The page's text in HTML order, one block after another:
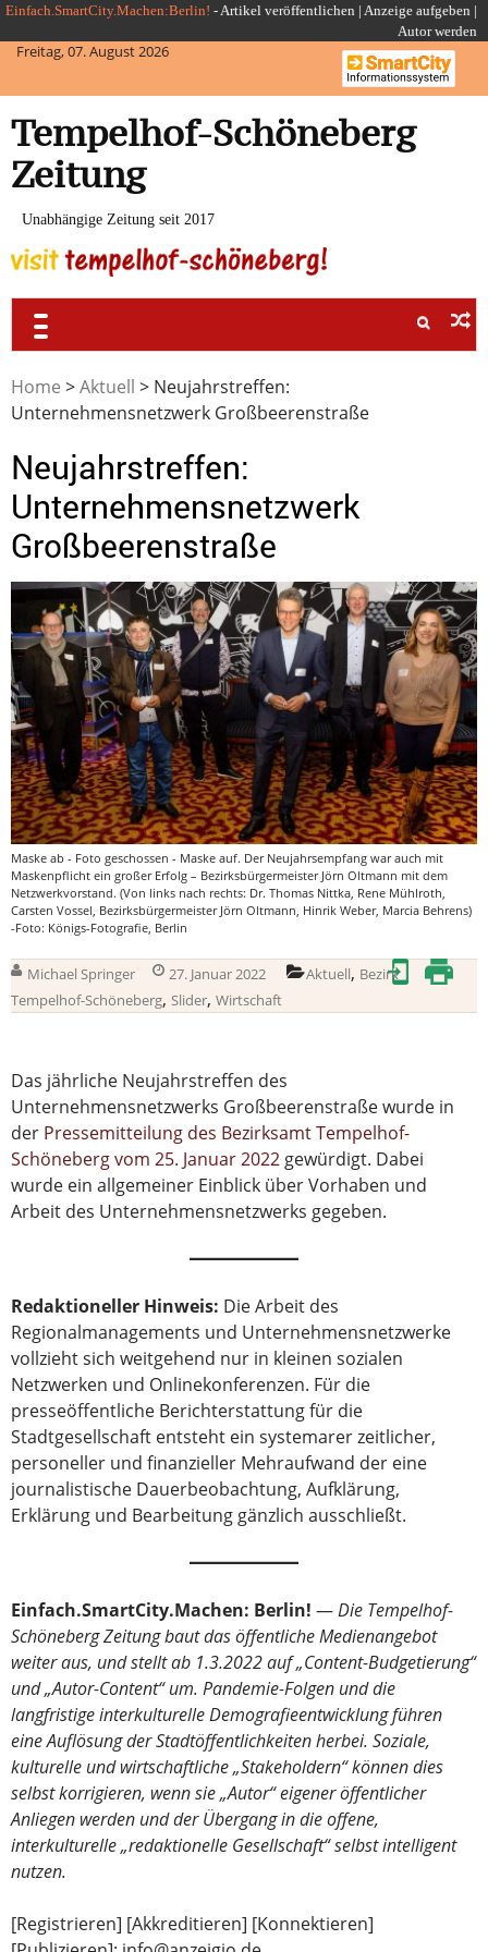
Skip
to
content
Einfach.SmartCity.Machen:Berlin! -Artikel veröffentlichen | Anzeige aufgeben |
Autor werden
Freitag, 07. August 2026
Tempelhof-Schöneberg
Zeitung
Unabhängige Zeitung seit 2017
Home >Aktuell > Neujahrstreffen:
Unternehmensnetzwerk Großbeerenstraße
Neujahrstreffen:
Unternehmensnetzwerk
Großbeerenstraße
Maske ab - Foto geschossen - Maske auf. Der Neujahrsempfang war auch mit
Maskenpflicht ein großer Erfolg – Bezirksbürgermeister Jörn Oltmann mit dem
Netzwerkvorstand. (Von links nach rechts: Dr. Thomas Nittka, Rene Mühlroth,
Carsten Vossel, Bezirksbürgermeister Jörn Oltmann, Hinrik Weber, Marcia Behrens)
-Foto: Königs-Fotografie, Berlin
Michael Springer 27. Januar 2022 Aktuell, Bezirk
Tempelhof-Schöneberg, Slider, Wirtschaft
Das jährliche Neujahrstreffen des
Unternehmensnetzwerks Großbeerenstraße wurde in
der Pressemitteilung des Bezirksamt Tempelhof-
Schöneberg vom 25. Januar 2022 gewürdigt. Dabei
wurde ein allgemeiner Einblick über Vorhaben und
Arbeit des Unternehmensnetzwerks gegeben.
Redaktioneller Hinweis: Die Arbeit des
Regionalmanagements und Unternehmensnetzwerke
vollzieht sich weitgehend nur in kleinen sozialen
Netzwerken und Onlinekonferenzen. Für die
presseöffentliche Berichterstattung für die
Stadtgesellschaft entsteht ein systemarer zeitlicher,
personeller und finanzieller Mehraufwand der eine
journalistische Dauerbeobachtung, Aufklärung,
Erklärung und Bearbeitung gänzlich ausschließt.
Einfach.SmartCity.Machen: Berlin! —Die Tempelhof-
Schöneberg Zeitung baut das öffentliche Medienangebot
weiter aus, und stellt ab 1.3.2022 auf „Content-Budgetierung“
und „Autor-Content“ um. Pandemie-Folgen und die
langfristige interkulturelle Demografieentwicklung führen
eine Auflösung der Stadtöffentlichkeiten herbei. Soziale,
kulturelle und wirtschaftliche „Stakeholdern“ können dies
selbst korrigieren, wenn sie „Autor“ eigener öffentlicher
Anliegen werden und der Übergang in die offene,
interkulturelle „redaktionelle Gesellschaft“ selbst intelligent
nutzen.
[Registrieren] [Akkreditieren] [Konnektieren]